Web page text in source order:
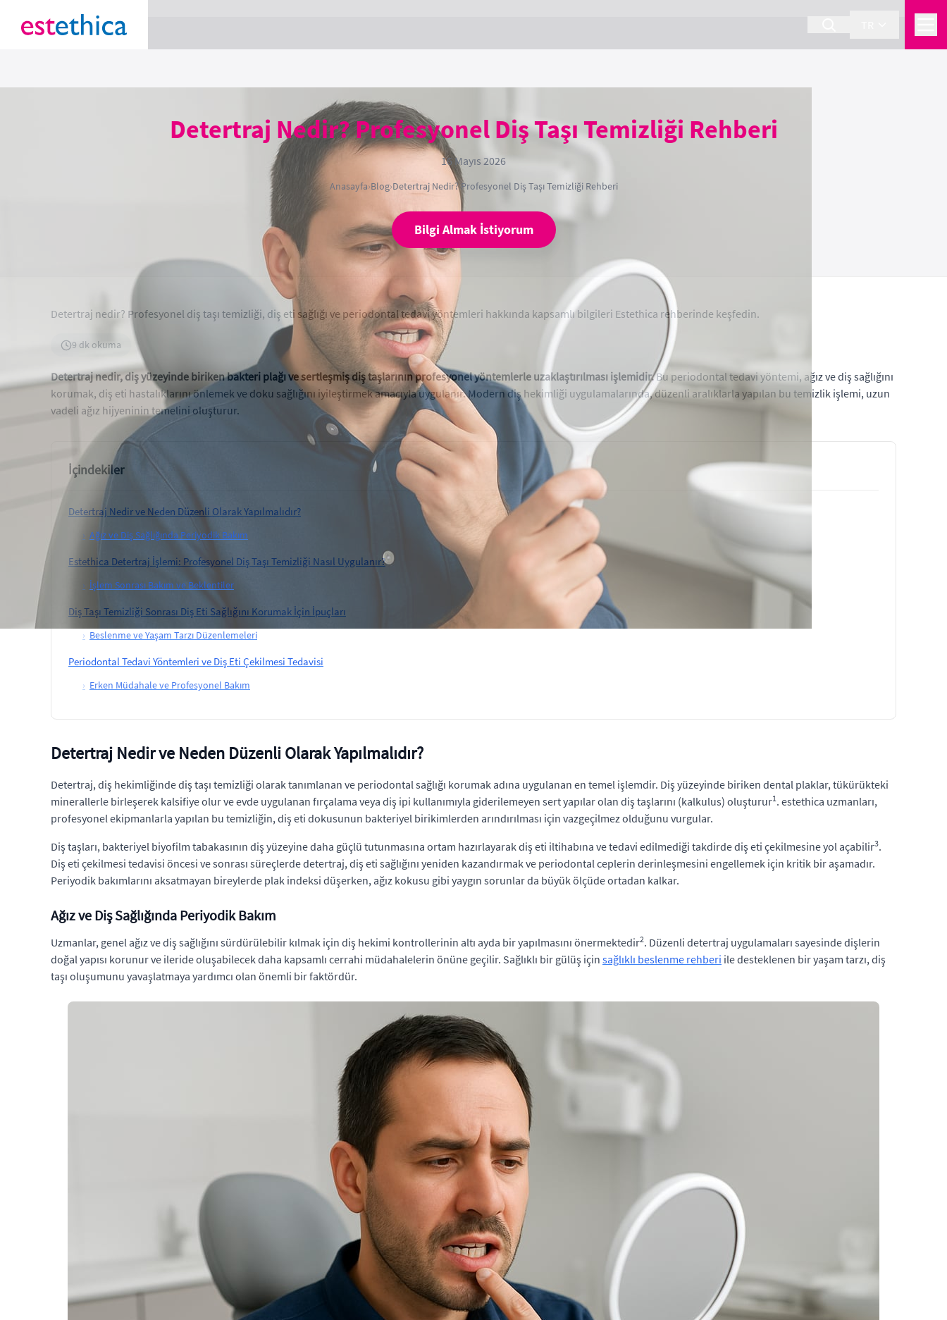
Detertraj Nedir? Profesyonel Diş Taşı Temizliği Rehberi
16 Mayıs 2026
Anasayfa›Blog›Detertraj Nedir? Profesyonel Diş Taşı Temizliği Rehberi
Bilgi Almak İstiyorum
Detertraj nedir? Profesyonel diş taşı temizliği, diş eti sağlığı ve periodontal tedavi yöntemleri hakkında kapsamlı bilgileri Estethica rehberinde keşfedin.
9 dk okuma
Detertraj nedir, diş yüzeyinde biriken bakteri plağı ve sertleşmiş diş taşlarının profesyonel yöntemlerle uzaklaştırılması işlemidir.Bu periodontal tedavi yöntemi, ağız ve diş sağlığını
korumak, diş eti hastalıklarını önlemek ve doku sağlığını iyileştirmek amacıyla uygulanır. Modern diş hekimliği uygulamalarında, düzenli aralıklarla yapılan bu temizlik işlemi, uzun
vadeli ağız hijyeninin temelini oluşturur.
İçindekiler
Detertraj Nedir ve Neden Düzenli Olarak Yapılmalıdır?
› Ağız ve Diş Sağlığında Periyodik Bakım
Estethica Detertraj İşlemi: Profesyonel Diş Taşı Temizliği Nasıl Uygulanır?
› İşlem Sonrası Bakım ve Beklentiler
Diş Taşı Temizliği Sonrası Diş Eti Sağlığını Korumak İçin İpuçları
› Beslenme ve Yaşam Tarzı Düzenlemeleri
Periodontal Tedavi Yöntemleri ve Diş Eti Çekilmesi Tedavisi
› Erken Müdahale ve Profesyonel Bakım
Detertraj Nedir ve Neden Düzenli Olarak Yapılmalıdır?
Detertraj, diş hekimliğinde diş taşı temizliği olarak tanımlanan ve periodontal sağlığı korumak adına uygulanan en temel işlemdir. Diş yüzeyinde biriken dental plaklar, tükürükteki
minerallerle birleşerek kalsifiye olur ve evde uygulanan fırçalama veya diş ipi kullanımıyla giderilemeyen sert yapılar olan diş taşlarını (kalkulus) oluşturur1. estethica uzmanları,
profesyonel ekipmanlarla yapılan bu temizliğin, diş eti dokusunun bakteriyel birikimlerden arındırılması için vazgeçilmez olduğunu vurgular.
Diş taşları, bakteriyel biyofilm tabakasının diş yüzeyine daha güçlü tutunmasına ortam hazırlayarak diş eti iltihabına ve tedavi edilmediği takdirde diş eti çekilmesine yol açabilir3.
Diş eti çekilmesi tedavisi öncesi ve sonrası süreçlerde detertraj, diş eti sağlığını yeniden kazandırmak ve periodontal ceplerin derinleşmesini engellemek için kritik bir aşamadır.
Periyodik bakımlarını aksatmayan bireylerde plak indeksi düşerken, ağız kokusu gibi yaygın sorunlar da büyük ölçüde ortadan kalkar.
Ağız ve Diş Sağlığında Periyodik Bakım
Uzmanlar, genel ağız ve diş sağlığını sürdürülebilir kılmak için diş hekimi kontrollerinin altı ayda bir yapılmasını önermektedir2. Düzenli detertraj uygulamaları sayesinde dişlerin
doğal yapısı korunur ve ileride oluşabilecek daha kapsamlı cerrahi müdahalelerin önüne geçilir. Sağlıklı bir gülüş için sağlıklı beslenme rehberi ile desteklenen bir yaşam tarzı, diş
taşı oluşumunu yavaşlatmaya yardımcı olan önemli bir faktördür.